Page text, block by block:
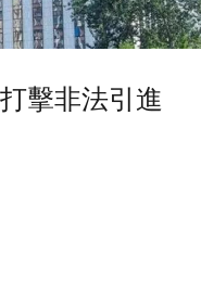
擊非法引進